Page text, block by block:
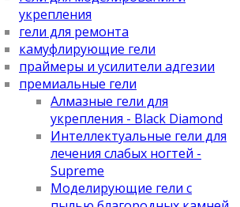
укрепления
гели для ремонта
камуфлирующие гели
праймеры и усилители адгезии
премиальные гели
Алмазные гели для
укрепления - Black Diamond
Интеллектуальные гели для
лечения слабых ногтей -
Supreme
Моделирующие гели с